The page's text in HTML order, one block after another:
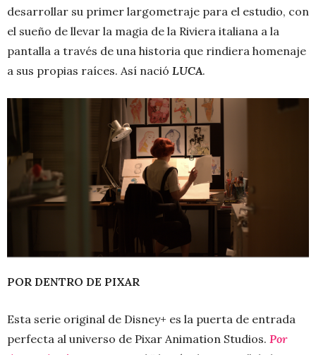
desarrollar su primer largometraje para el estudio, con
el sueño de llevar la magia de la Riviera italiana a la
pantalla a través de una historia que rindiera homenaje
a sus propias raíces. Así nació LUCA.
POR DENTRO DE PIXAR
Esta serie original de Disney+ es la puerta de entrada
perfecta al universo de Pixar Animation Studios. Por